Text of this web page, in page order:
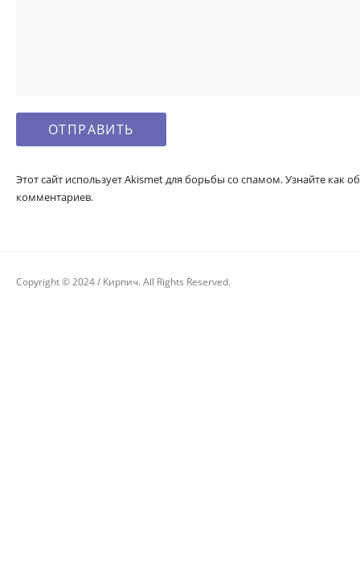
Этот сайт использует Akismet для борьбы со спамом. Узнайте как
комментариев.
Copyright © 2024 / Кирпич. All Rights Reserved.